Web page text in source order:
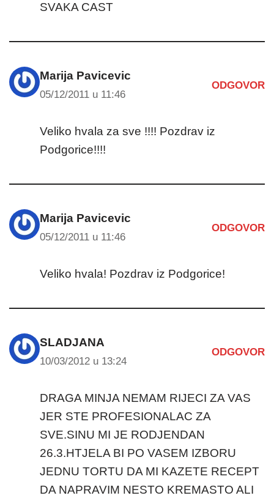
SVAKA CAST
Marija Pavicevic
05/12/2011 u 11:46
ODGOVOR
Veliko hvala za sve !!!! Pozdrav iz
Podgorice!!!!
Marija Pavicevic
05/12/2011 u 11:46
ODGOVOR
Veliko hvala! Pozdrav iz Podgorice!
SLADJANA
10/03/2012 u 13:24
ODGOVOR
DRAGA MINJA NEMAM RIJECI ZA VAS
JER STE PROFESIONALAC ZA
SVE.SINU MI JE RODJENDAN
26.3.HTJELA BI PO VASEM IZBORU
JEDNU TORTU DA MI KAZETE RECEPT
DA NAPRAVIM NESTO KREMASTO ALI